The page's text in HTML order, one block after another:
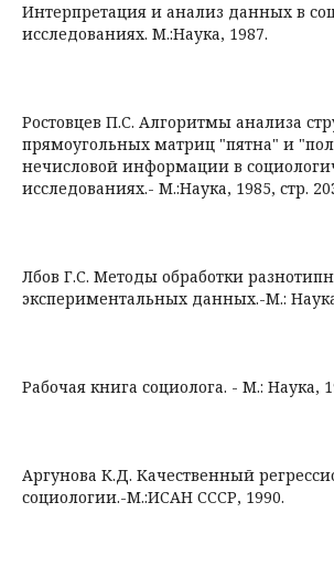
Интерпретация и анализ данных в
исследованиях. М.:Наука, 1987.
Ростовцев П.С. Алгоритмы анализа
прямоугольных матриц "пятна" и
нечисловой информации в
исследованиях.- М.:Наука, 1985, стр.
Лбов Г.С. Методы обработки
экспериментальных данных.-М.:
Рабочая книга социолога. - М.: Наука,
Аргунова К.Д. Качественный
социологии.-М.:ИСАН СССР, 1990.